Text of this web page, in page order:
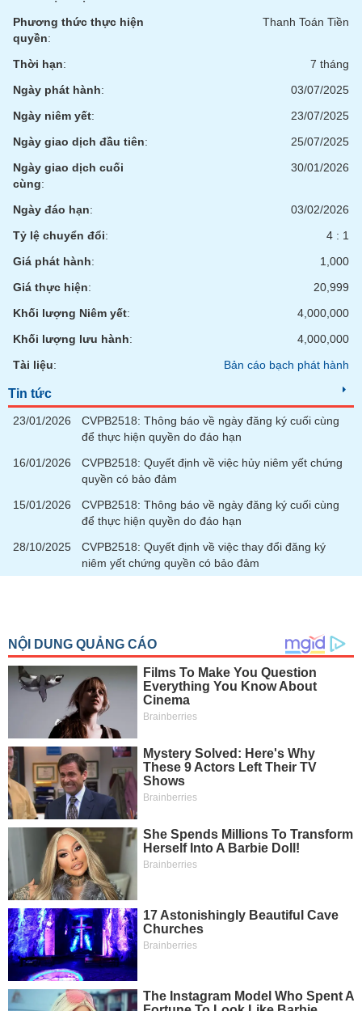
Phương thức thực hiện
quyền:
Thanh Toán Tiền
Thời hạn:
7 tháng
Ngày phát hành:
03/07/2025
Ngày niêm yết:
23/07/2025
Ngày giao dịch đầu tiên:
25/07/2025
Ngày giao dịch cuối
cùng:
30/01/2026
Ngày đáo hạn:
03/02/2026
Tỷ lệ chuyển đổi:
4 : 1
Giá phát hành:
1,000
Giá thực hiện:
20,999
Khối lượng Niêm yết:
4,000,000
Khối lượng lưu hành:
4,000,000
Tài liệu: Bản cáo bạch phát hành
Tin tức
23/01/2026
CVPB2518: Thông báo về ngày đăng ký cuối cùng
để thực hiện quyền do đáo hạn
16/01/2026
CVPB2518: Quyết định về việc hủy niêm yết chứng
quyền có bảo đảm
15/01/2026
CVPB2518: Thông báo về ngày đăng ký cuối cùng
để thực hiện quyền do đáo hạn
28/10/2025
CVPB2518: Quyết định về việc thay đổi đăng ký
niêm yết chứng quyền có bảo đảm